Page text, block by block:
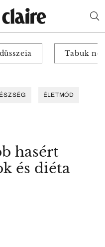
Tabuk
ÉLETMÓD
hasért
és diéta